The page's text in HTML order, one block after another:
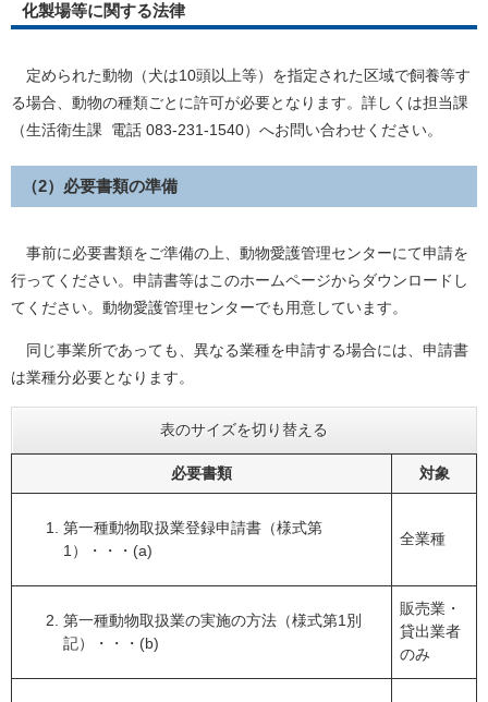
化製場等に関する法律
定められた動物（犬は10頭以上等）を指定された区域で飼養等す
る場合、動物の種類ごとに許可が必要となります。詳しくは担当課
（生活衛生課 電話 083-231-1540）へお問い合わせください。
（2）必要書類の準備
事前に必要書類をご準備の上、動物愛護管理センターにて申請を
行ってください。申請書等はこのホームページからダウンロードし
てください。動物愛護管理センターでも用意しています。
同じ事業所であっても、異なる業種を申請する場合には、申請書
は業種分必要となります。
表のサイズを切り替える
必要書類 対象
第一種動物取扱業登録申請書（様式第
1）・・・(a)
全業種
第一種動物取扱業の実施の方法（様式第1別
記）・・・(b)
販売業・
貸出業者
のみ